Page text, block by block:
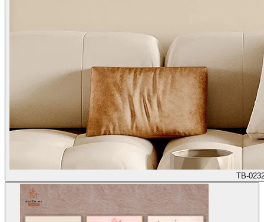
TB-